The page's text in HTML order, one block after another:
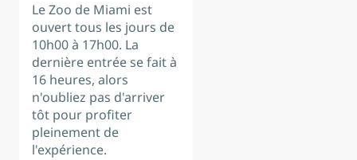
Le Zoo de Miami est
ouvert tous les jours de
10h00 à 17h00. La
dernière entrée se fait à
16 heures, alors
n'oubliez pas d'arriver
tôt pour profiter
pleinement de
l'expérience.